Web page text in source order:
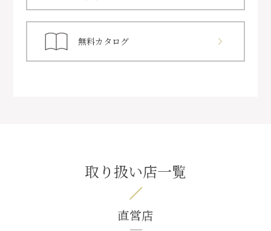
無料カタログ
取り扱い店一覧
直営店